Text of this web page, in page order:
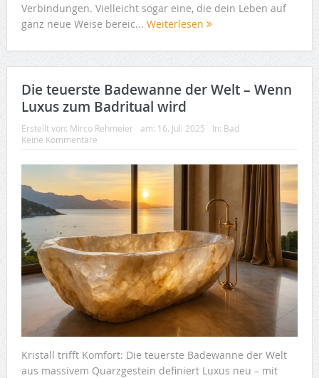
Verbindungen. Vielleicht sogar eine, die dein Leben auf
ganz neue Weise bereic... Weiterlesen
Die teuerste Badewanne der Welt – Wenn
Luxus zum Badritual wird
Erstellt von: Mirco Rehmeier am: 16. Juli 2025 In: Bad
Keine Kommentare
Kristall trifft Komfort: Die teuerste Badewanne der Welt
aus massivem Quarzgestein definiert Luxus neu – mit